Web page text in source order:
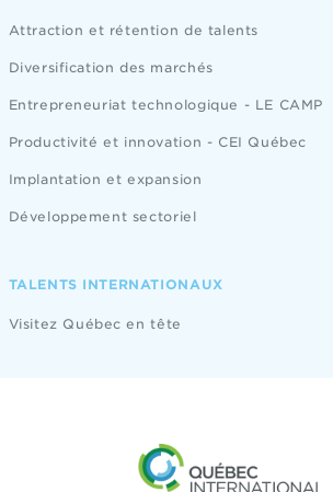
Attraction et rétention de talents
Diversification des marchés
Entrepreneuriat technologique - LE CAMP
Productivité et innovation - CEI Québec
Implantation et expansion
Développement sectoriel
TALENTS INTERNATIONAUX
Visitez Québec en tête